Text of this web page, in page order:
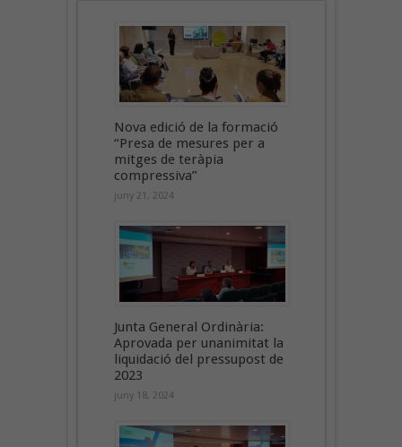
Nova edició de la formació
“Presa de mesures per a
mitges de teràpia
compressiva”
juny 21, 2024
Junta General Ordinària:
Aprovada per unanimitat la
liquidació del pressupost de
2023
juny 18, 2024